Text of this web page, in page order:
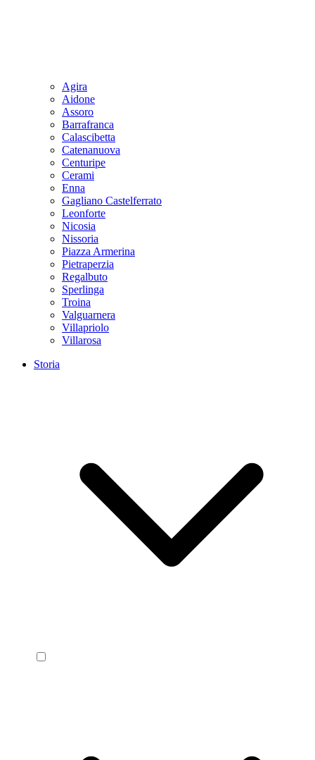
Agira
Aidone
Assoro
Barrafranca
Calascibetta
Catenanuova
Centuripe
Cerami
Enna
Gagliano Castelferrato
Leonforte
Nicosia
Nissoria
Piazza Armerina
Pietraperzia
Regalbuto
Sperlinga
Troina
Valguarnera
Villapriolo
Villarosa
Storia